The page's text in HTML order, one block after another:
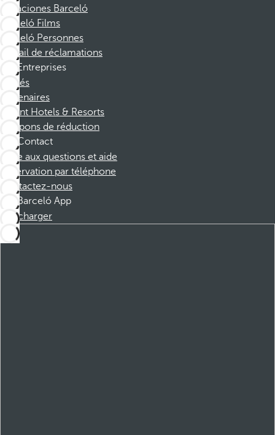
Vacaciones Barceló
Barceló Films
Barceló Personnes
Portail de réclamations
Entreprises
Affiliés
Partenaires
Dorint Hotels & Resorts
Coupons de réduction
Contact
Foire aux questions et aide
Réservation par téléphone
Contactez-nous
Barceló App
Télécharger